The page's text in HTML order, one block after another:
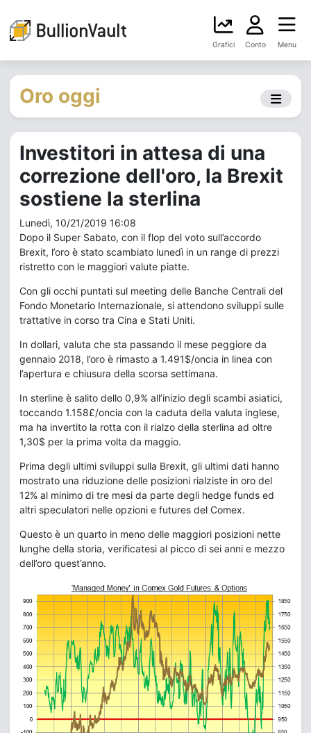
Grafici Conto Menu
Oro oggi
Investitori in attesa di una
correzione dell'oro, la Brexit
sostiene la sterlina
Lunedì, 10/21/2019 16:08
Dopo il Super Sabato, con il flop del voto sull’accordo
Brexit, l’oro è stato scambiato lunedì in un range di prezzi
ristretto con le maggiori valute piatte.
Con gli occhi puntati sul meeting delle Banche Centrali del
Fondo Monetario Internazionale, si attendono sviluppi sulle
trattative in corso tra Cina e Stati Uniti.
In dollari, valuta che sta passando il mese peggiore da
gennaio 2018, l’oro è rimasto a 1.491$/oncia in linea con
l’apertura e chiusura della scorsa settimana.
In sterline è salito dello 0,9% all’inizio degli scambi asiatici,
toccando 1.158£/oncia con la caduta della valuta inglese,
ma ha invertito la rotta con il rialzo della sterlina ad oltre
1,30$ per la prima volta da maggio.
Prima degli ultimi sviluppi sulla Brexit, gli ultimi dati hanno
mostrato una riduzione delle posizioni rialziste in oro del
12% al minimo di tre mesi da parte degli hedge funds ed
altri speculatori nelle opzioni e futures del Comex.
Questo è un quarto in meno delle maggiori posizioni nette
lunghe della storia, verificatesi al picco di sei anni e mezzo
dell’oro quest’anno.